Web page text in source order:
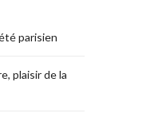
parisien
plaisir de la